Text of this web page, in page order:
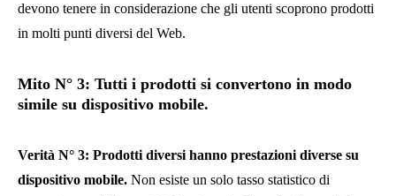
devono tenere in considerazione che gli utenti scoprono prodotti
in molti punti diversi del Web.
Mito N° 3: Tutti i prodotti si convertono in modo
simile su dispositivo mobile.
Verità N° 3: Prodotti diversi hanno prestazioni diverse su
dispositivo mobile. Non esiste un solo tasso statistico di